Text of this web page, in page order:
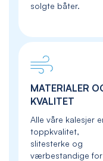
solgte båter.
MATERIALER
KVALITET
Alle våre kalesjer
toppkvalitet,
slitesterke og
værbestandige for